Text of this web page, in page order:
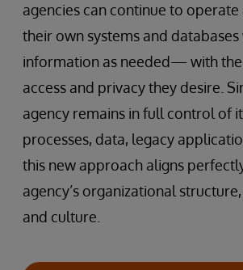
agencies can continue to
their own systems and
information as needed— with
access and privacy they desire.
agency remains in full control of
processes, data, legacy
this new approach aligns
agency’s organizational
and culture.